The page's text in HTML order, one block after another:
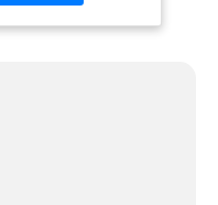
cm Avec sa
bleue brillante
des autres
à roulement
la transmission
vous